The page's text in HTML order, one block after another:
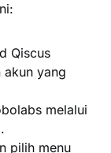
Qiscus
akun yang
melalui
pilih menu